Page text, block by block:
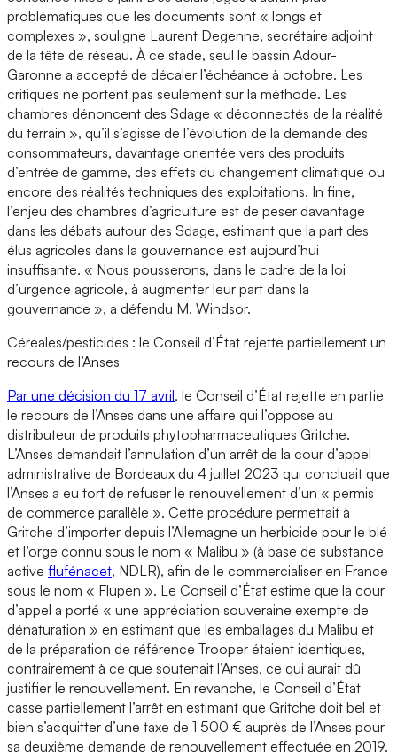
problématiques que les documents sont « longs et
complexes », souligne Laurent Degenne, secrétaire adjoint
de la tête de réseau. À ce stade, seul le bassin Adour-
Garonne a accepté de décaler l’échéance à octobre. Les
critiques ne portent pas seulement sur la méthode. Les
chambres dénoncent des Sdage « déconnectés de la réalité
du terrain », qu’il s’agisse de l’évolution de la demande des
consommateurs, davantage orientée vers des produits
d’entrée de gamme, des effets du changement climatique ou
encore des réalités techniques des exploitations. In fine,
l’enjeu des chambres d’agriculture est de peser davantage
dans les débats autour des Sdage, estimant que la part des
élus agricoles dans la gouvernance est aujourd’hui
insuffisante. « Nous pousserons, dans le cadre de la loi
d’urgence agricole, à augmenter leur part dans la
gouvernance », a défendu M. Windsor.
Céréales/pesticides : le Conseil d’État rejette partiellement un
recours de l’Anses
Par une décision du 17 avril, le Conseil d’État rejette en partie
le recours de l’Anses dans une affaire qui l’oppose au
distributeur de produits phytopharmaceutiques Gritche.
L’Anses demandait l’annulation d’un arrêt de la cour d’appel
administrative de Bordeaux du 4 juillet 2023 qui concluait que
l’Anses a eu tort de refuser le renouvellement d’un « permis
de commerce parallèle ». Cette procédure permettait à
Gritche d’importer depuis l’Allemagne un herbicide pour le blé
et l’orge connu sous le nom « Malibu » (à base de substance
active flufénacet, NDLR), afin de le commercialiser en France
sous le nom « Flupen ». Le Conseil d’État estime que la cour
d’appel a porté « une appréciation souveraine exempte de
dénaturation » en estimant que les emballages du Malibu et
de la préparation de référence Trooper étaient identiques,
contrairement à ce que soutenait l’Anses, ce qui aurait dû
justifier le renouvellement. En revanche, le Conseil d’État
casse partiellement l’arrêt en estimant que Gritche doit bel et
bien s’acquitter d’une taxe de 1 500 € auprès de l’Anses pour
sa deuxième demande de renouvellement effectuée en 2019.